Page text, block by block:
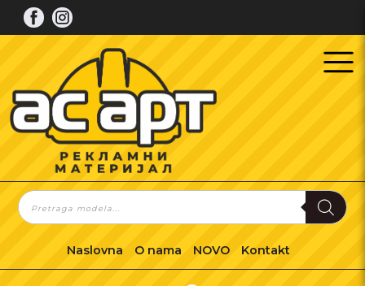
Skip
Products
search
Naslovna O nama NOVO Kontakt